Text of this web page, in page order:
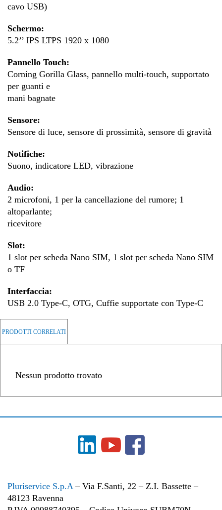
cavo USB)
Schermo:
5.2’’ IPS LTPS 1920 x 1080
Pannello Touch:
Corning Gorilla Glass, pannello multi-touch, supportato
per guanti e
mani bagnate
Sensore:
Sensore di luce, sensore di prossimità, sensore di gravità
Notifiche:
Suono, indicatore LED, vibrazione
Audio:
2 microfoni, 1 per la cancellazione del rumore; 1
altoparlante;
ricevitore
Slot:
1 slot per scheda Nano SIM, 1 slot per scheda Nano SIM
o TF
Interfaccia:
USB 2.0 Type-C, OTG, Cuffie supportate con Type-C
PRODOTTI CORRELATI
Nessun prodotto trovato
Pluriservice S.p.A– Via F.Santi, 22 – Z.I. Bassette –
48123 Ravenna